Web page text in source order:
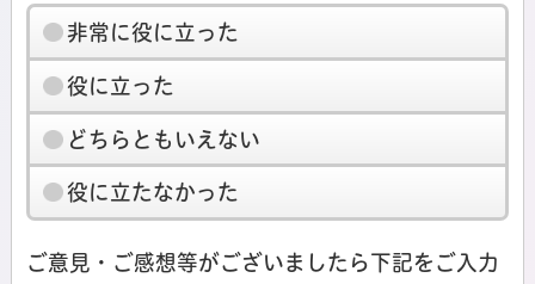
非常に役に立った
役に立った
どちらともいえない
役に立たなかった
ご意見・ご感想等がございましたら下記をご入力